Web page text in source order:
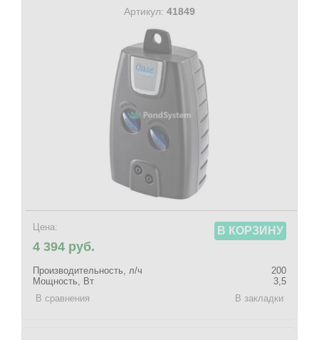
Артикул: 41849
Цена:
4 394 руб.
В КОРЗИНУ
Производительность, л/ч
200
Мощность, Вт
3,5
В сравнения
В закладки